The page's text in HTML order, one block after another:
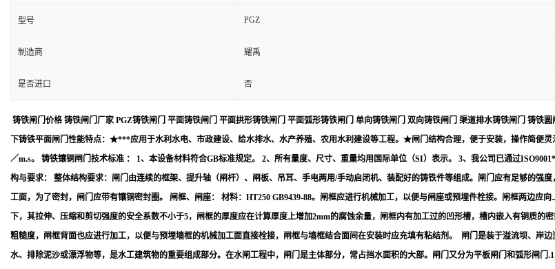
型号 PGZ
制造商 耀禹
是否进口 否
铸铁闸门价格 铸铁闸门厂家 PGZ铸铁闸门 平面铸铁闸门 平面拱形铸铁闸门 平面弧形铸铁闸门 单向铸铁闸门 双向铸铁闸门 渠道排水铸铁闸门 铸铁
下铸铁平面闸门性能特点：★***应用于水利水电、市政建设、给水排水、水产养殖、农用水利建设等工程。★闸门结构合理，便于安装，操作简
／m.s。 铸铁镶铜闸门技术标准 ： 1、本设备材料符合GB标准规定。 2、所有量度、尺寸、重量均用国际单位（SI）表示。 3、我公司已通过
构与要求： 整体结构要求：闸门由连续的框架、提升轴（闸杆）、闸板、吊耳、手电两用/手动启闭机、装配好的铸铁件等组成。闸门应有足够的
工面，为了密封，闸门应带有镶铜密封圈。 闸框、闸座： 材料：HT250 GB9439-88。闸框应进行机械加工，以便与闸座或预埋件栓接。闸框两边
下，其拉伸、压缩和剪切强度的安全系数不小于5，闸框的厚度应在计算厚度上增加2mm的腐蚀余量，闸框内有加工过的凹形槽，槽内嵌入有铜质
粗糙度，闸框背面也应进行加工，以便与预埋墙框的机械加工面直接栓接，闸框与墙框结合面间在安装时应充填有粘结剂。 闸门是装于溢流坝、岸
水、排除泥沙或漂浮物等，是水工建筑物的重要组成部分。在水闸工程中，闸门是主体部分，常占挡水面积的大部。闸门又分为平板闸门和弧形闸